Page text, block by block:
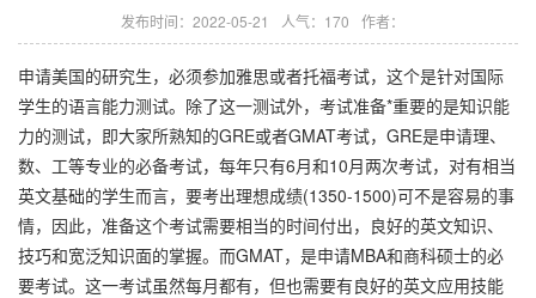
发布时间：2022-05-21 人气：170 作者：
申请美国的研究生，必须参加雅思或者托福考试，这个是针对国际
学生的语言能力测试。除了这一测试外，考试准备*重要的是知识能
力的测试，即大家所熟知的GRE或者GMAT考试，GRE是申请理、
数、工等专业的必备考试，每年只有6月和10月两次考试，对有相当
英文基础的学生而言，要考出理想成绩(1350-1500)可不是容易的事
情，因此，准备这个考试需要相当的时间付出，良好的英文知识、
技巧和宽泛知识面的掌握。而GMAT，是申请MBA和商科硕士的必
要考试。这一考试虽然每月都有，但也需要有良好的英文应用技能